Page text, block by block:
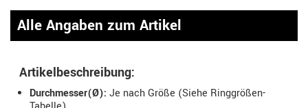
Alle Angaben zum Artikel
Artikelbeschreibung:
Durchmesser(Ø): Je nach Größe (Siehe Ringgrößen-